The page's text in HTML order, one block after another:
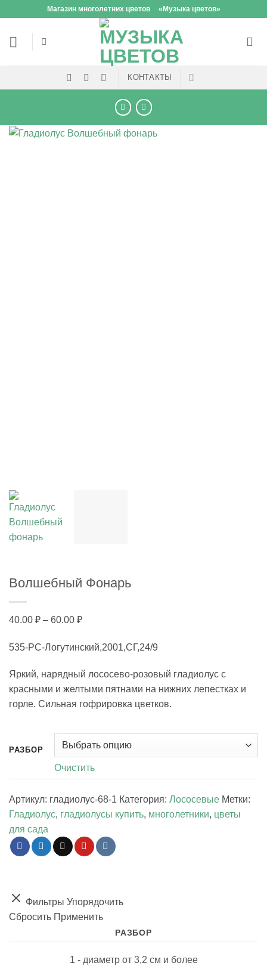
content
Магазин многолетних цветов «Музыка цветов»
КОНТАКТЫ
Волшебный Фонарь
40.00 ₽ – 60.00 ₽Диапазон
40.00 ₽
60.00 ₽
535-РС-Логутинский,2001,СГ,24/9
Яркий, нарядный лососево-розовый гладиолус с
красными и желтыми пятнами на нижних лепестках и
горле. Сильная гофрировка цветков.
РАЗБОР
Очистить
Артикул: гладиолус-68-1 Категория: Лососевые Метки:
Гладиолус, гладиолусы купить, многолетники, цветы
для сада
Фильтры Упорядочить
Сбросить Применить
РАЗБОР
1 - диаметр от 3,2 см и более